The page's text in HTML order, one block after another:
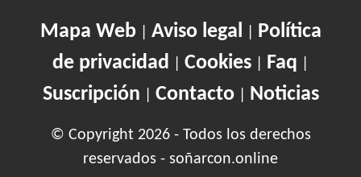
Mapa Web| Aviso legal
Política
de privacidad
Cookies Faq
Suscripción Contacto| Noticias
© Copyright 2026 - Todos los derechos
reservados - soñarcon.online